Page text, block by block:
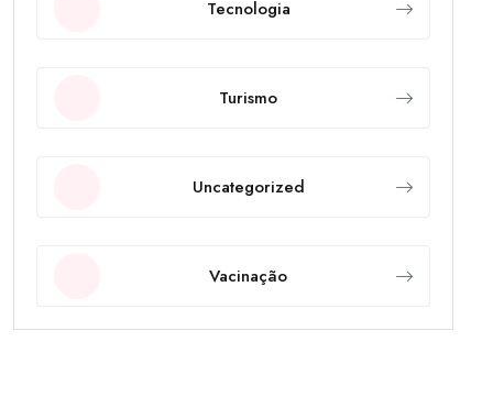
Tecnologia
Turismo
Uncategorized
Vacinação